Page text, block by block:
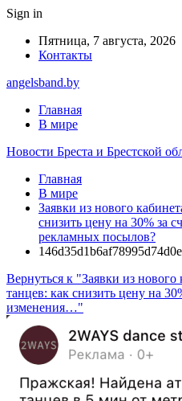
Sign in
Пятница, 7 августа, 2026
Контакты
angelsband.by
Главная
В мире
Новости Бреста и Брестской
Главная
В мире
Заявки из нового
снизить цену на 30% за
рекламных посылов?
Вернуться к "Заявки из
танцев: как снизить цену на
изменения…"